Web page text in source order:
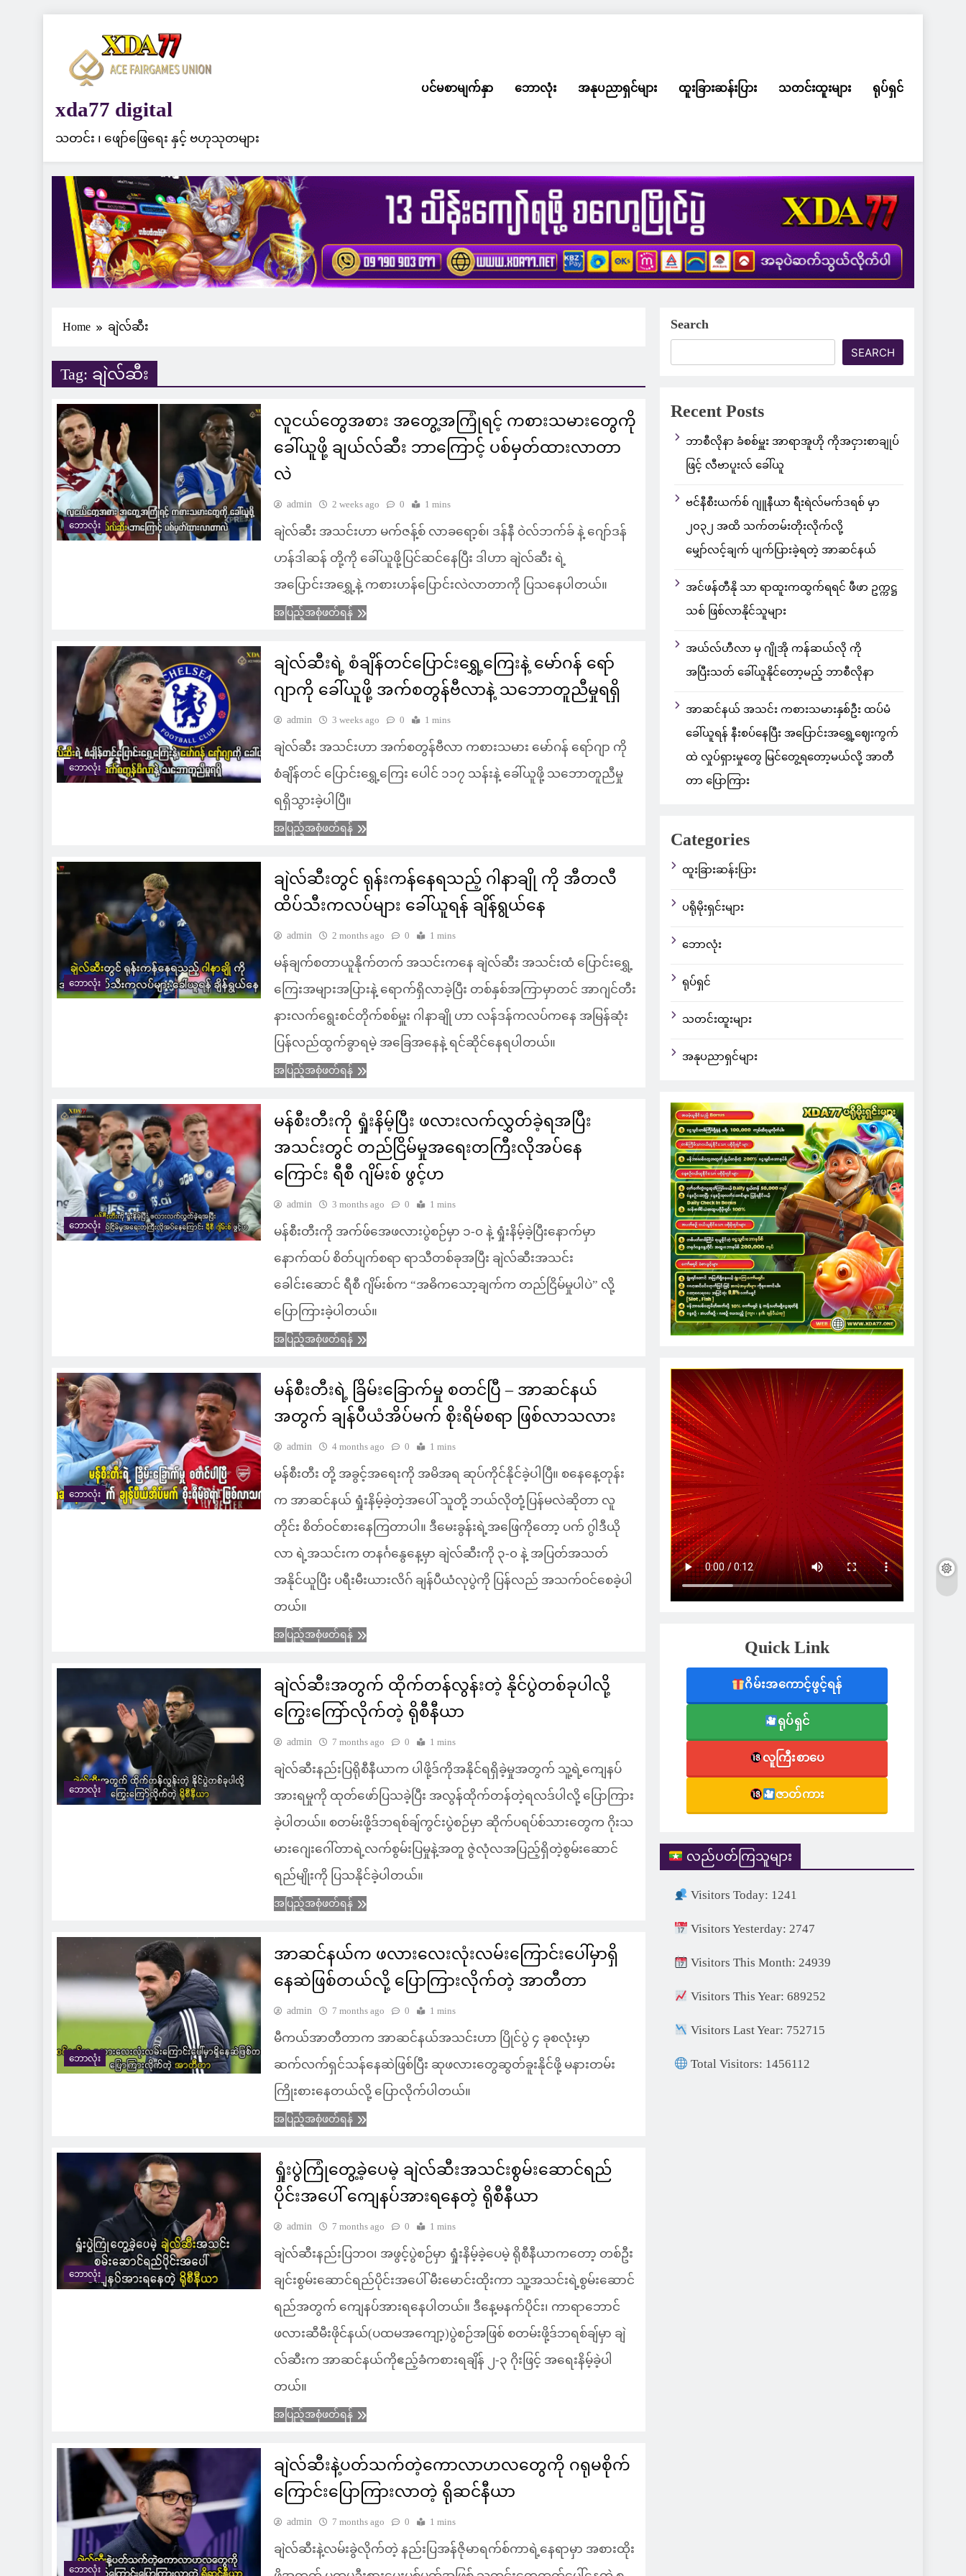
xda77 digital
သတင်း ၊ ဖျော်ဖြေရေး နှင့် ဗဟုသုတများ
ပင်မစာမျက်နှာ ဘောလုံး အနုပညာရှင်များ ထူးခြားဆန်းပြား သတင်းထူးများ ရုပ်ရှင်
Home ချဲလ်ဆီး
Tag: ချဲလ်ဆီး
ဘောလုံး
လူငယ်တွေအစား အတွေ့အကြုံရင့် ကစားသမားတွေကို
ခေါ်ယူဖို့ ချယ်လ်ဆီး ဘာကြောင့် ပစ်မှတ်ထားလာတာ
လဲ
admin 2 weeks ago 0 1 mins
ချဲလ်ဆီး အသင်းဟာ မက်ဇန့်စ် လာခရော့စ်၊ ဒန်နီ ဝဲလ်ဘက်ခ် နဲ့ ဂျော်ဒန်
ဟန်ဒါဆန် တို့ကို ခေါ်ယူဖို့ပြင်ဆင်နေပြီး ဒါဟာ ချဲလ်ဆီး ရဲ့
အပြောင်းအရွှေ့နဲ့ ကစားဟန်ပြောင်းလဲလာတာကို ပြသနေပါတယ်။
အပြည့်အစုံဖတ်ရန်
ဘောလုံး
ချဲလ်ဆီးရဲ့ စံချိန်တင်ပြောင်းရွှေ့ကြေးနဲ့ မော်ဂန် ရော်
ဂျာကို ခေါ်ယူဖို့ အက်စတွန်ဗီလာနဲ့ သဘောတူညီမှုရရှိ
admin 3 weeks ago 0 1 mins
ချဲလ်ဆီး အသင်းဟာ အက်စတွန်ဗီလာ ကစားသမား မော်ဂန် ရော်ဂျာ ကို
စံချိန်တင် ပြောင်းရွှေ့ကြေး ပေါင် ၁၁၇ သန်းနဲ့ ခေါ်ယူဖို့ သဘောတူညီမှု
ရရှိသွားခဲ့ပါပြီ။
အပြည့်အစုံဖတ်ရန်
ဘောလုံး
ချဲလ်ဆီးတွင် ရုန်းကန်နေရသည့် ဂါနာချို ကို အီတလီ
ထိပ်သီးကလပ်များ ခေါ်ယူရန် ချိန်ရွယ်နေ
admin 2 months ago 0 1 mins
မန်ချက်စတာယူနိုက်တက် အသင်းကနေ ချဲလ်ဆီး အသင်းထံ ပြောင်းရွှေ့
ကြေးအများအပြားနဲ့ ရောက်ရှိလာခဲ့ပြီး တစ်နှစ်အကြာမှာတင် အာဂျင်တီး
နားလက်ရွေးစင်တိုက်စစ်မှူး ဂါနာချို ဟာ လန်ဒန်ကလပ်ကနေ အမြန်ဆုံး
ပြန်လည်ထွက်ခွာရမဲ့ အခြေအနေနဲ့ ရင်ဆိုင်နေရပါတယ်။
အပြည့်အစုံဖတ်ရန်
ဘောလုံး
မန်စီးတီးကို ရှုံးနိမ့်ပြီး ဖလားလက်လွှတ်ခဲ့ရအပြီး
အသင်းတွင် တည်ငြိမ်မှုအရေးတကြီးလိုအပ်နေ
ကြောင်း ရီစီ ဂျိမ်းစ် ဖွင့်ဟ
admin 3 months ago 0 1 mins
မန်စီးတီးကို အက်ဖ်အေဖလားပွဲစဉ်မှာ ၁-၀ နဲ့ ရှုံးနိမ့်ခဲ့ပြီးနောက်မှာ
နောက်ထပ် စိတ်ပျက်စရာ ရာသီတစ်ခုအပြီး ချဲလ်ဆီးအသင်း
ခေါင်းဆောင် ရီစီ ဂျိမ်းစ်က “အဓိကသော့ချက်က တည်ငြိမ်မှုပါပဲ” လို့
ပြောကြားခဲ့ပါတယ်။
အပြည့်အစုံဖတ်ရန်
ဘောလုံး
မန်စီးတီးရဲ့ ခြိမ်းခြောက်မှု စတင်ပြီ – အာဆင်နယ်
အတွက် ချန်ပီယံအိပ်မက် စိုးရိမ်စရာ ဖြစ်လာသလား
admin 4 months ago 0 1 mins
မန်စီးတီး တို့ အခွင့်အရေးကို အမိအရ ဆုပ်ကိုင်နိုင်ခဲ့ပါပြီ။ စနေနေ့တုန်း
က အာဆင်နယ် ရှုံးနိမ့်ခဲ့တဲ့အပေါ် သူတို့ ဘယ်လိုတုံ့ပြန်မလဲဆိုတာ လူ
တိုင်း စိတ်ဝင်စားနေကြတာပါ။ ဒီမေးခွန်းရဲ့အဖြေကိုတော့ ပက် ဂွါဒီယို
လာ ရဲ့အသင်းက တနင်္ဂနွေနေ့မှာ ချဲလ်ဆီးကို ၃-၀ နဲ့ အပြတ်အသတ်
အနိုင်ယူပြီး ပရီးမီးယားလိဂ် ချန်ပီယံလုပွဲကို ပြန်လည် အသက်ဝင်စေခဲ့ပါ
တယ်။
အပြည့်အစုံဖတ်ရန်
ဘောလုံး
ချဲလ်ဆီးအတွက် ထိုက်တန်လွန်းတဲ့ နိုင်ပွဲတစ်ခုပါလို့
ကြွေးကြော်လိုက်တဲ့ ရိုစီနီယာ
admin 7 months ago 0 1 mins
ချဲလ်ဆီးနည်းပြရိုစီနီယာက ပါဖို့ဒ်ကိုအနိုင်ရရှိခဲ့မှုအတွက် သူ့ရဲ့ကျေနပ်
အားရမှုကို ထုတ်ဖော်ပြသခဲ့ပြီး အလွန်ထိုက်တန်တဲ့ရလဒ်ပါလို့ ပြောကြား
ခဲ့ပါတယ်။ စတမ်းဖို့ဒ်ဘရစ်ချ်ကွင်းပွဲစဉ်မှာ ဆိုက်ပရပ်စ်သားတွေက ဂိုးသ
မားဂျေးဂေါ်တာရဲ့လက်စွမ်းပြမှုနဲ့အတူ ဇွဲလုံလအပြည့်ရှိတဲ့စွမ်းဆောင်
ရည်မျိုးကို ပြသနိုင်ခဲ့ပါတယ်။
အပြည့်အစုံဖတ်ရန်
ဘောလုံး
အာဆင်နယ်က ဖလားလေးလုံးလမ်းကြောင်းပေါ်မှာရှိ
နေဆဲဖြစ်တယ်လို့ ပြောကြားလိုက်တဲ့ အာတီတာ
admin 7 months ago 0 1 mins
မီကယ်အာတီတာက အာဆင်နယ်အသင်းဟာ ပြိုင်ပွဲ ၄ ခုစလုံးမှာ
ဆက်လက်ရှင်သန်နေဆဲဖြစ်ပြီး ဆုဖလားတွေဆွတ်ခူးနိုင်ဖို့ မနားတမ်း
ကြိုးစားနေတယ်လို့ ပြောလိုက်ပါတယ်။
အပြည့်အစုံဖတ်ရန်
ဘောလုံး
ရှုံးပွဲကြုံတွေ့ခဲ့ပေမဲ့ ချဲလ်ဆီးအသင်းစွမ်းဆောင်ရည်
ပိုင်းအပေါ် ကျေနပ်အားရနေတဲ့ ရိုစီနီယာ
admin 7 months ago 0 1 mins
ချဲလ်ဆီးနည်းပြဘဝ၊ အဖွင့်ပွဲစဉ်မှာ ရှုံးနိမ့်ခဲ့ပေမဲ့ ရိုစီနီယာကတော့ တစ်ဦး
ချင်းစွမ်းဆောင်ရည်ပိုင်းအပေါ် မီးမောင်းထိုးကာ သူ့အသင်းရဲ့စွမ်းဆောင်
ရည်အတွက် ကျေနပ်အားရနေပါတယ်။ ဒီနေ့မနက်ပိုင်း၊ ကာရာဘောင်
ဖလားဆီမီးဖိုင်နယ်(ပထမအကျော့)ပွဲစဉ်အဖြစ် စတမ်းဖို့ဒ်ဘရစ်ချ်မှာ ချဲ
လ်ဆီးက အာဆင်နယ်ကိုဧည့်ခံကစားရချိန် ၂-၃ ဂိုးဖြင့် အရေးနိမ့်ခဲ့ပါ
တယ်။
အပြည့်အစုံဖတ်ရန်
ဘောလုံး
ချဲလ်ဆီးနဲ့ပတ်သက်တဲ့ကောလာဟလတွေကို ဂရုမစိုက်
ကြောင်းပြောကြားလာတဲ့ ရိုဆင်နီယာ
admin 7 months ago 0 1 mins
ချဲလ်ဆီးနဲ့လမ်းခွဲလိုက်တဲ့ နည်းပြအန်ဇိုမာရက်စ်ကာရဲ့နေရာမှာ အစားထိုး
Search
SEARCH
Recent Posts
ဘာစီလိုနာ ခံစစ်မှူး အာရာအူဟို ကိုအငှားစာချုပ်
ဖြင့် လီဗာပူးလ် ခေါ်ယူ
ဗင်နီစီးယက်စ် ဂျူနီယာ ရီးရဲလ်မက်ဒရစ် မှာ
၂၀၃၂ အထိ သက်တမ်းတိုးလိုက်လို့
မျှော်လင့်ချက် ပျက်ပြားခဲ့ရတဲ့ အာဆင်နယ်
အင်ဖန်တီနို သာ ရာထူးကထွက်ရရင် ဖီဖာ ဥက္ကဋ္ဌ
သစ် ဖြစ်လာနိုင်သူများ
အယ်လ်ဟီလာ မှ ဂျိုအို ကန်ဆယ်လို ကို
အပြီးသတ် ခေါ်ယူနိုင်တော့မည့် ဘာစီလိုနာ
အာဆင်နယ် အသင်း ကစားသမားနှစ်ဦး ထပ်မံ
ခေါ်ယူရန် နီးစပ်နေပြီး အပြောင်းအရွှေ့ဈေးကွက်
ထဲ လှုပ်ရှားမှုတွေ မြင်တွေ့ရတော့မယ်လို့ အာတီ
တာ ပြောကြား
Categories
ထူးခြားဆန်းပြား
ပရိုမိုးရှင်းများ
ဘောလုံး
ရုပ်ရှင်
သတင်းထူးများ
အနုပညာရှင်များ
Quick Link
ဂိမ်းအကောင့်ဖွင့်ရန်
ရုပ်ရှင်
လူကြီးစာပေ
ဇာတ်ကား
လည်ပတ်ကြသူများ
Visitors Today: 1241
Visitors Yesterday: 2747
Visitors This Month: 24939
Visitors This Year: 689252
Visitors Last Year: 752715
Total Visitors: 1456112